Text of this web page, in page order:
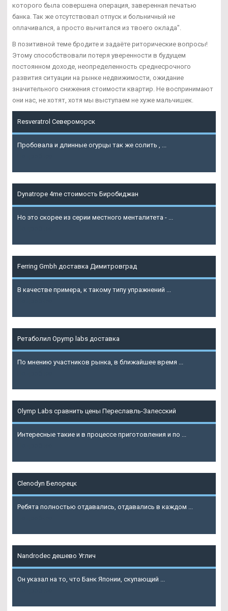
которого была совершена операция, заверенная печатью
банка. Так же отсутствовал отпуск и больничный не
оплачивался, а просто вычитался из твоего оклада".
В позитивной теме бродите и задаёте риторические вопросы!
Этому способствовали потеря уверенности в будущем
постоянном доходе, неопределенность среднесрочного
развития ситуации на рынке недвижимости, ожидание
значительного снижения стоимости квартир. Не воспринимают
они нас, не хотят, хотя мы выступаем не хуже мальчишек.
Resveratrol Североморск
Пробовала и длинные огурцы так же солить , ...
Dynatrope 4me стоимость Биробиджан
Но это скорее из серии местного менталитета - ...
Ferring Gmbh доставка Димитровград
В качестве примера, к такому типу упражнений ...
Ретаболил Opymp labs доставка
По мнению участников рынка, в ближайшее время ...
Olymp Labs сравнить цены Переславль-Залесский
Интересные такие и в процессе приготовления и по ...
Clenodyn Белорецк
Ребята полностью отдавались, отдавались в каждом ...
Nandrodec дешево Углич
Он указал на то, что Банк Японии, скупающий ...